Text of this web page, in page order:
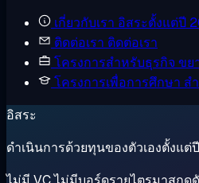
เกี่ยวกับเรา อิสระตั้งแต่ปี
ติดต่อเรา ติดต่อเรา
โครงการสำหรับธุรกิจ ขย
โครงการเพื่อการศึกษา ส
อิสระ
ดำเนินการด้วยทุนของตัวเองตั้งแต่